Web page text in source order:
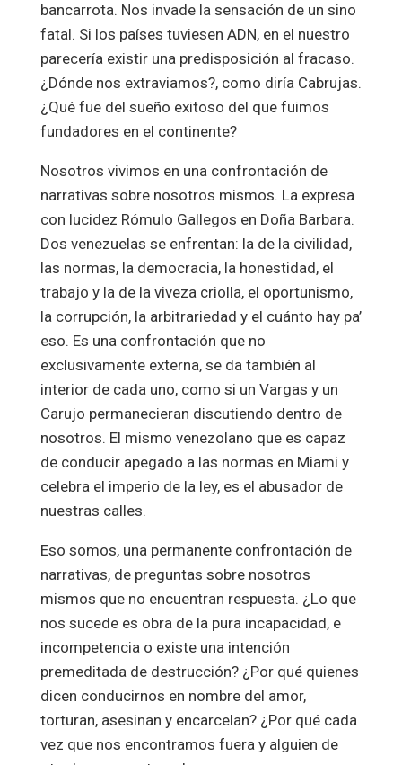
bancarrota. Nos invade la sensación de un sino
fatal. Si los países tuviesen ADN, en el nuestro
parecería existir una predisposición al fracaso.
¿Dónde nos extraviamos?, como diría Cabrujas.
¿Qué fue del sueño exitoso del que fuimos
fundadores en el continente?
Nosotros vivimos en una confrontación de
narrativas sobre nosotros mismos. La expresa
con lucidez Rómulo Gallegos en Doña Barbara.
Dos venezuelas se enfrentan: la de la civilidad,
las normas, la democracia, la honestidad, el
trabajo y la de la viveza criolla, el oportunismo,
la corrupción, la arbitrariedad y el cuánto hay pa’
eso. Es una confrontación que no
exclusivamente externa, se da también al
interior de cada uno, como si un Vargas y un
Carujo permanecieran discutiendo dentro de
nosotros. El mismo venezolano que es capaz
de conducir apegado a las normas en Miami y
celebra el imperio de la ley, es el abusador de
nuestras calles.
Eso somos, una permanente confrontación de
narrativas, de preguntas sobre nosotros
mismos que no encuentran respuesta. ¿Lo que
nos sucede es obra de la pura incapacidad, e
incompetencia o existe una intención
premeditada de destrucción? ¿Por qué quienes
dicen conducirnos en nombre del amor,
torturan, asesinan y encarcelan? ¿Por qué cada
vez que nos encontramos fuera y alguien de